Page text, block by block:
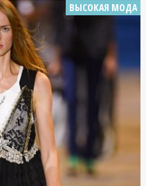
ВЫСОКАЯ МОДА